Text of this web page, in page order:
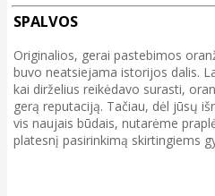
SPALVOS
Originalios, gerai pastebimos
buvo neatsiejama istorijos dalis.
kai dirželius reikėdavo surasti,
gerą reputaciją. Tačiau, dėl jūsų
vis naujais būdais, nutarėme
platesnį pasirinkimą skirtingiems